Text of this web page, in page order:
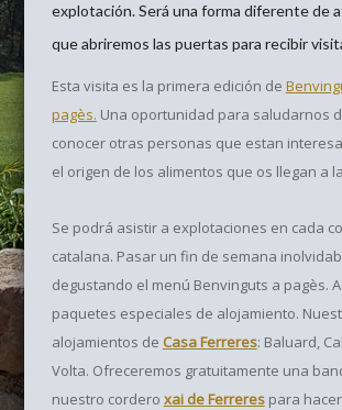
explotación. Será una forma diferente de
que abriremos las puertas para recibir
Esta visita es la primera edición de
pagès. Una oportunidad para saludarnos
conocer otras personas que estan
el origen de los alimentos que os llegan a
Se podrá asistir a explotaciones en cada
catalana. Pasar un fin de semana
degustando el menú Benvinguts a pagès.
paquetes especiales de alojamiento.
alojamientos de Casa Ferreres: Baluard,
Volta. Ofreceremos gratuitamente una
nuestro cordero xai de Ferrerespara